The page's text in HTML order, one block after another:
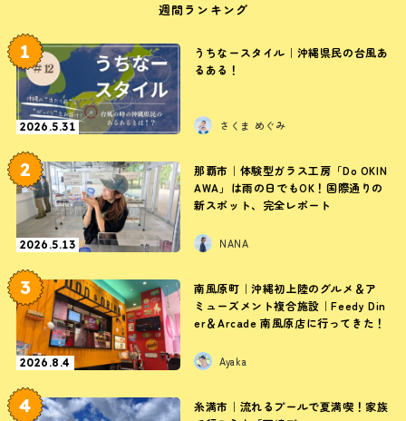
週間ランキング
1
2026.5.31
うちなースタイル｜沖縄県民の台風あ
るある！
さくま めぐみ
2
2026.5.13
那覇市｜体験型ガラス工房「Do OKIN
AWA」は雨の日でもOK！国際通りの
新スポット、完全レポート
NANA
3
2026.8.4
南風原町｜沖縄初上陸のグルメ＆ア
ミューズメント複合施設｜Feedy Din
er＆Arcade 南風原店に行ってきた！
Ayaka
4
糸満市｜流れるプールで夏満喫！家族